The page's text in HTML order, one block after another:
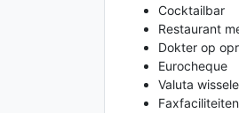
Cocktailbar
Restaurant
Dokter op
Eurocheque
Valuta
Faxfaciliteiten